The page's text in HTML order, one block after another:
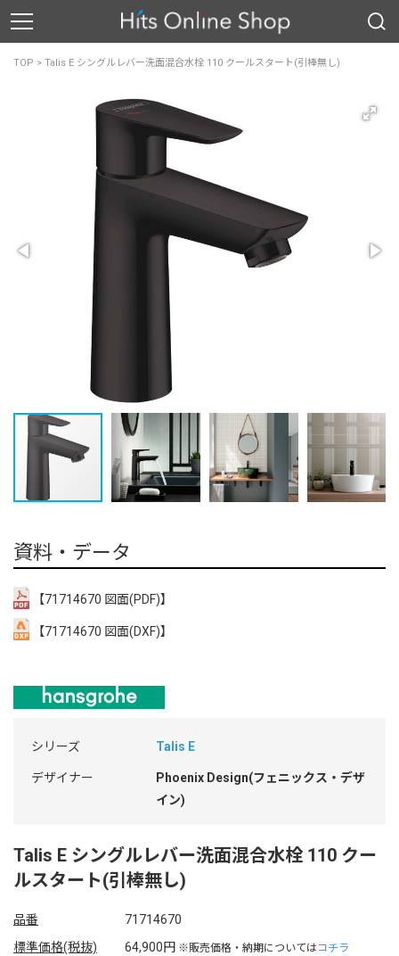
TOP > Talis E シングルレバー洗面混合水栓 110 クールスタート(引棒無し)
Talis E シングルレバー洗面混合水栓 110 クー
ルスタート(引棒無し)
シリーズ Talis E
デザイナー
Phoenix Design(フェニックス・デザ
イン)
品番
71714670
標準価格(税抜)
64,900円 ※販売価格・納期についてはコチラ
資料・データ
【71714670 図面(PDF)】
【71714670 図面(DXF)】